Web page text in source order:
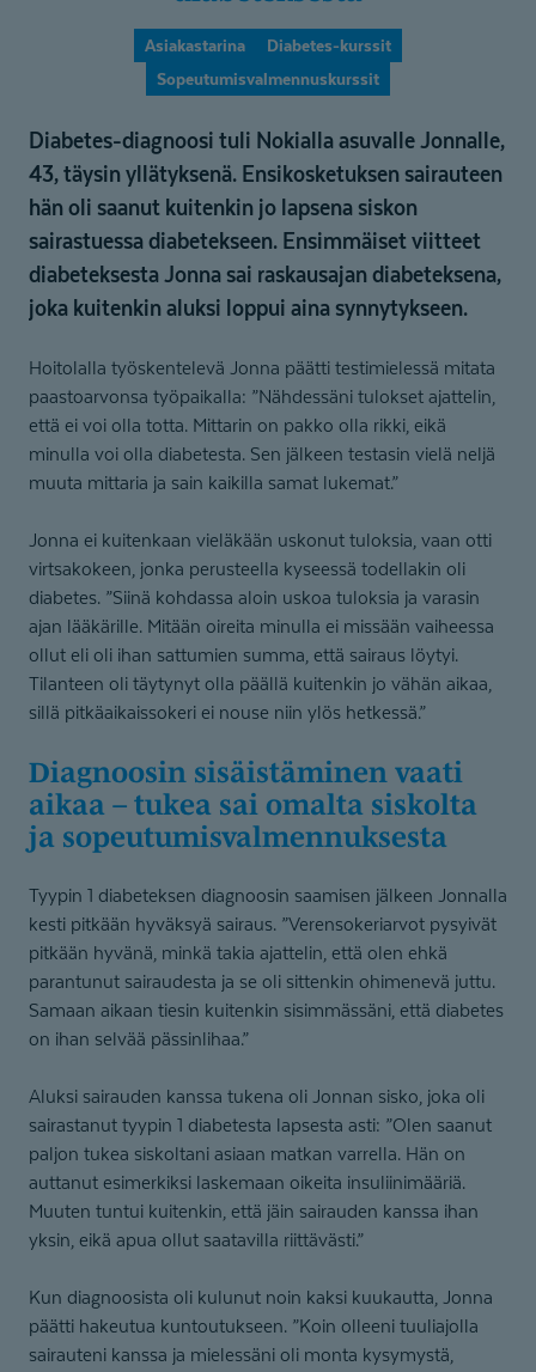
Asiakastarina
Diabetes-kurssit
Sopeutumisvalmennuskurssit
Diabetes-diagnoosi tuli Nokialla asuvalle Jonnalle,
43, täysin yllätyksenä. Ensikosketuksen sairauteen
hän oli saanut kuitenkin jo lapsena siskon
sairastuessa diabetekseen. Ensimmäiset viitteet
diabeteksesta Jonna sai raskausajan diabeteksena,
joka kuitenkin aluksi loppui aina synnytykseen.
Hoitolalla työskentelevä Jonna päätti testimielessä mitata
paastoarvonsa työpaikalla: ”Nähdessäni tulokset ajattelin,
että ei voi olla totta. Mittarin on pakko olla rikki, eikä
minulla voi olla diabetesta. Sen jälkeen testasin vielä neljä
muuta mittaria ja sain kaikilla samat lukemat.”
Jonna ei kuitenkaan vieläkään uskonut tuloksia, vaan otti
virtsakokeen, jonka perusteella kyseessä todellakin oli
diabetes. ”Siinä kohdassa aloin uskoa tuloksia ja varasin
ajan lääkärille. Mitään oireita minulla ei missään vaiheessa
ollut eli oli ihan sattumien summa, että sairaus löytyi.
Tilanteen oli täytynyt olla päällä kuitenkin jo vähän aikaa,
sillä pitkäaikaissokeri ei nouse niin ylös hetkessä.”
Diagnoosin sisäistäminen vaati
aikaa – tukea sai omalta siskolta
ja sopeutumis­val­men­nuksesta
Tyypin 1 diabeteksen diagnoosin saamisen jälkeen Jonnalla
kesti pitkään hyväksyä sairaus. ”Verensokeriarvot pysyivät
pitkään hyvänä, minkä takia ajattelin, että olen ehkä
parantunut sairaudesta ja se oli sittenkin ohimenevä juttu.
Samaan aikaan tiesin kuitenkin sisimmässäni, että diabetes
on ihan selvää pässinlihaa.”
Aluksi sairauden kanssa tukena oli Jonnan sisko, joka oli
sairastanut tyypin 1 diabetesta lapsesta asti: ”Olen saanut
paljon tukea siskoltani asiaan matkan varrella. Hän on
auttanut esimerkiksi laskemaan oikeita insuliinimääriä.
Muuten tuntui kuitenkin, että jäin sairauden kanssa ihan
yksin, eikä apua ollut saatavilla riittävästi.”
Kun diagnoosista oli kulunut noin kaksi kuukautta, Jonna
päätti hakeutua kuntoutukseen. ”Koin olleeni tuuliajolla
sairauteni kanssa ja mielessäni oli monta kysymystä,